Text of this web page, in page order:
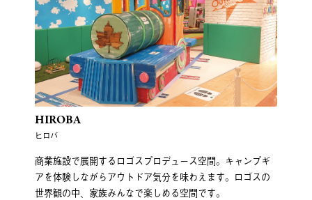
HIROBA
ヒロバ
商業施設で展開するロゴスプロデュース空間。キャンプギ
アを体験しながらアウトドア気分を味わえます。ロゴスの
世界観の中、家族みんなで楽しめる空間です。